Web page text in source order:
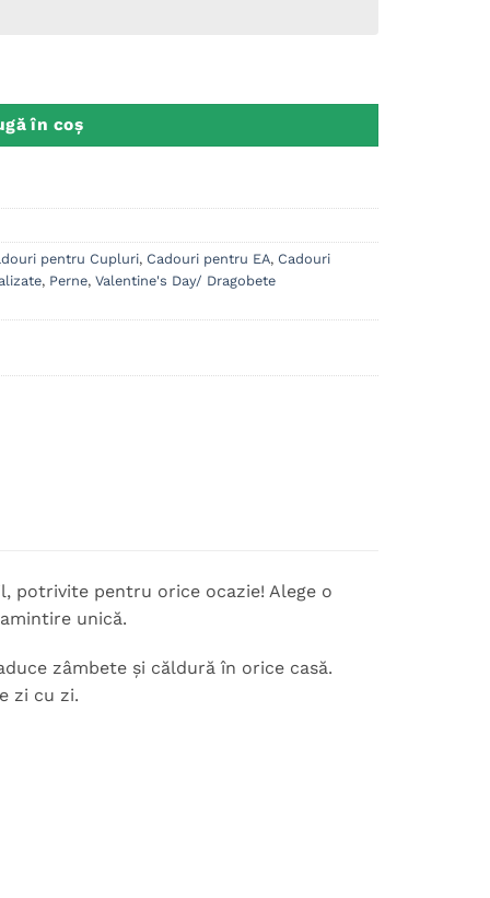
în coș
pentru Cupluri, Cadouri pentru EA, Cadouri
, Perne, Valentine's Day/ Dragobete
potrivite pentru orice ocazie! Alege o
unică.
zâmbete și căldură în orice casă.
zi cu zi.